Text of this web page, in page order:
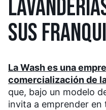
SUS
La Wash es una
comercialización de
que, bajo un modelo
invita a emprender